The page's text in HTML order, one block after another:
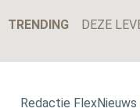
TRENDING
Redactie FlexNieuws